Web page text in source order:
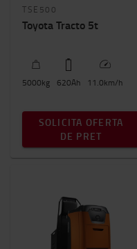
TSE500
Toyota Tracto 5t
5000kg 620Ah 11.0km/h
SOLICITA OFERTA
DE PRET